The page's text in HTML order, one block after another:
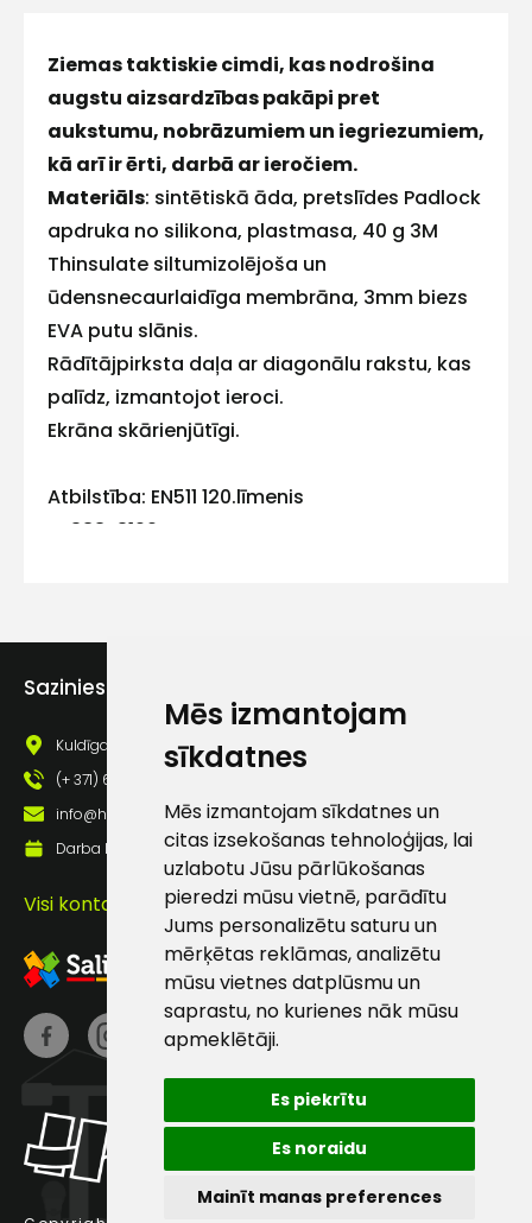
Mēs izmantojam
sīkdatnes
Mēs izmantojam sīkdatnes un
citas izsekošanas tehnoloģijas, lai
uzlabotu Jūsu pārlūkošanas
pieredzi mūsu vietnē, parādītu
Jums personalizētu saturu un
mērķētas reklāmas, analizētu
mūsu vietnes datplūsmu un
saprastu, no kurienes nāk mūsu
apmeklētāji.
Es piekrītu
Es noraidu
Mainīt manas preferences
Ziemas taktiskie cimdi, kas nodrošina
augstu aizsardzības pakāpi pret
aukstumu, nobrāzumiem un iegriezumiem,
kā arī ir ērti, darbā ar ieročiem.
Materiāls: sintētiskā āda, pretslīdes Padlock
apdruka no silikona, plastmasa, 40 g 3M
Thinsulate siltumizolējoša un
ūdensnecaurlaidīga membrāna, 3mm biezs
EVA putu slānis.
Rādītājpirksta daļa ar diagonālu rakstu, kas
palīdz, izmantojot ieroci.
Ekrāna skārienjūtīgi.
Atbilstība: EN511 120.līmenis
EN388-3122XX
Sazinies ar mums
Kuldīgas iela 69a, Saldus, Saldus nov., LV - 3801
(+ 371) 63 881 186
info@hards.lv
Darba laiks: Darbadienās: 8:00 - 17:00
Visi kontakti
E-pasts
Kontakttālrunis
Ziņojums
pastā
Klientu
atbalsts
Darbdienās:
8:00 – 17:00
186
info@hards.lv